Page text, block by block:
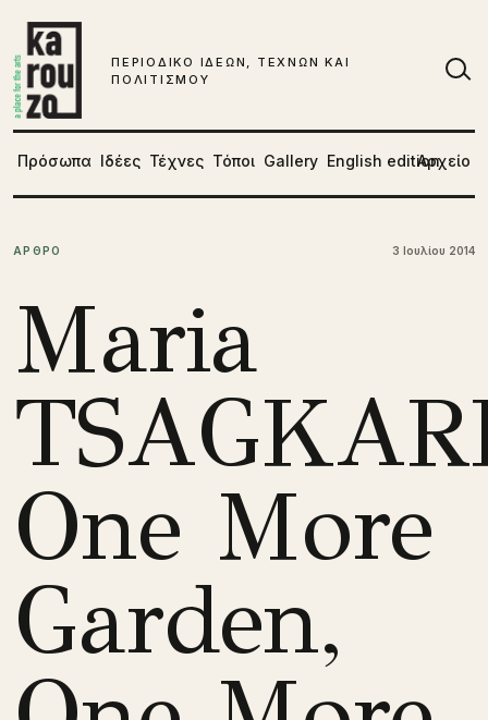
ΠΕΡΙΟΔΙΚΟ ΙΔΕΩΝ, ΤΕΧΝΩΝ ΚΑΙ
ΠΟΛΙΤΙΣΜΟΥ
Πρόσωπα Ιδέες Τέχνες Τόποι Gallery English editionΑρχείο
ΑΡΘΡΟ 3 Ιουλίου 2014
Maria
One More
Garden,